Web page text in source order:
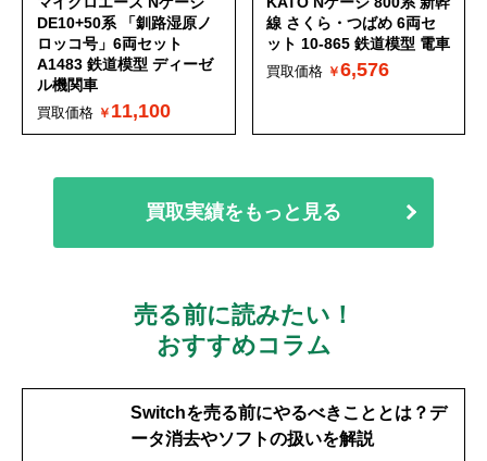
DE10+50系 「釧路湿原ノ
ロッコ号」6両セット
A1483 鉄道模型 ディーゼ
ル機関車
買取価格 11,100
線 さくら・つばめ 6両セ
ット 10-865 鉄道模型 電車
買取価格 6,576
買取実績をもっと見る
売る前に読みたい！
おすすめコラム
Switchを売る前にやるべきこととは？デ
ータ消去やソフトの扱いを解説